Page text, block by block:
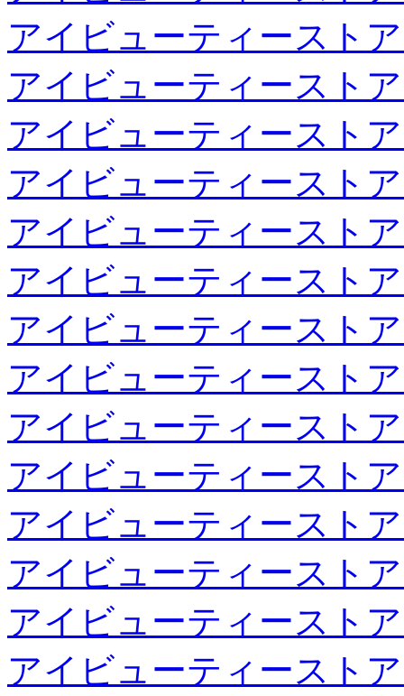
アイビューティースト
アイビューティースト
アイビューティースト
アイビューティースト
アイビューティースト
アイビューティースト
アイビューティースト
アイビューティースト
アイビューティースト
アイビューティースト
アイビューティースト
アイビューティースト
アイビューティースト
アイビューティースト